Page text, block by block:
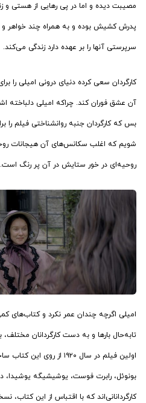
مصیبت دیده و اما در پی رهایی از هستی و
پدرش کشیش بوده و به همراه چند خواهر و
سرپرستی آنها را بر عهده دارد زندگی می‌کند.
کارگردان سعی کرده دنیای درونی امیلی را
آن عشق فوران کند. چراکه امیلی دلباخته
بس که کارگردان جنبه روانشناختی فیلم را
شویم که اغلب سکانس‌های آن هیجانات
روحیه‌ای در خور ستایش در آن پر رنگ است.
امیلی اگرچه چندان عمر نکرد و کتاب‌های
تابه‌حال بارها و به دست کارگردانان
اولین فیلم در سال ۱۹۲۰
بونوئل، رابرت فوست، یوشیشیگه یوشیدا،
کارگردانانی‌اند که با اقتباس از این کتاب،